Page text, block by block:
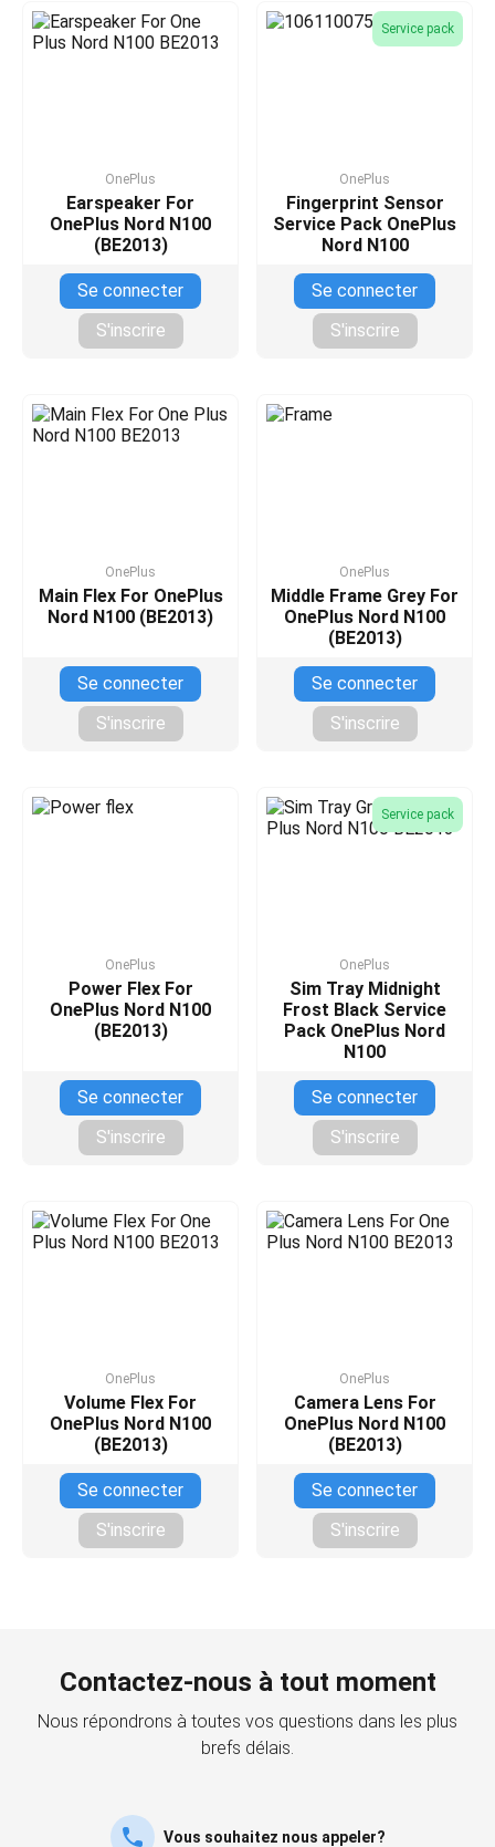
OnePlus
Earspeaker For
OnePlus Nord N100
(BE2013)
Se connecter
S'inscrire
Service pack
OnePlus
Fingerprint Sensor
Service Pack OnePlus
Nord N100
Se connecter
S'inscrire
OnePlus
Main Flex For OnePlus
Nord N100 (BE2013)
Se connecter
S'inscrire
OnePlus
Middle Frame Grey For
OnePlus Nord N100
(BE2013)
Se connecter
S'inscrire
OnePlus
Power Flex For
OnePlus Nord N100
(BE2013)
Se connecter
S'inscrire
Service pack
OnePlus
Sim Tray Midnight
Frost Black Service
Pack OnePlus Nord
N100
Se connecter
S'inscrire
OnePlus
Volume Flex For
OnePlus Nord N100
(BE2013)
Se connecter
S'inscrire
OnePlus
Camera Lens For
OnePlus Nord N100
(BE2013)
Se connecter
S'inscrire
Contactez-nous à tout moment
Nous répondrons à toutes vos questions dans les plus
brefs délais.
Vous souhaitez nous appeler?